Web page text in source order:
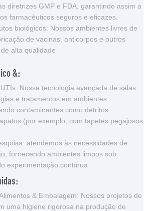
diretrizes GMP e FDA, garantindo assim a
farmacêuticos seguros e eficazes.
biológicos: Nossos ambientes livres de
de vacinas, anticorpos e outros
alta qualidade
&:
Nossa tecnologia avançada de salas
e tratamentos em ambientes
contaminantes como detritos
(por exemplo, com tapetes pegajosos
atendemos às necessidades de
fornecendo ambientes limpos sob
experimentação contínua
& Embalagem: Nossos projetos de
uma higiene rigorosa na produção de